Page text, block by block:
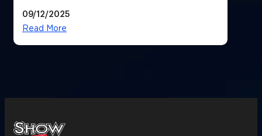
09/12/2025
Read More